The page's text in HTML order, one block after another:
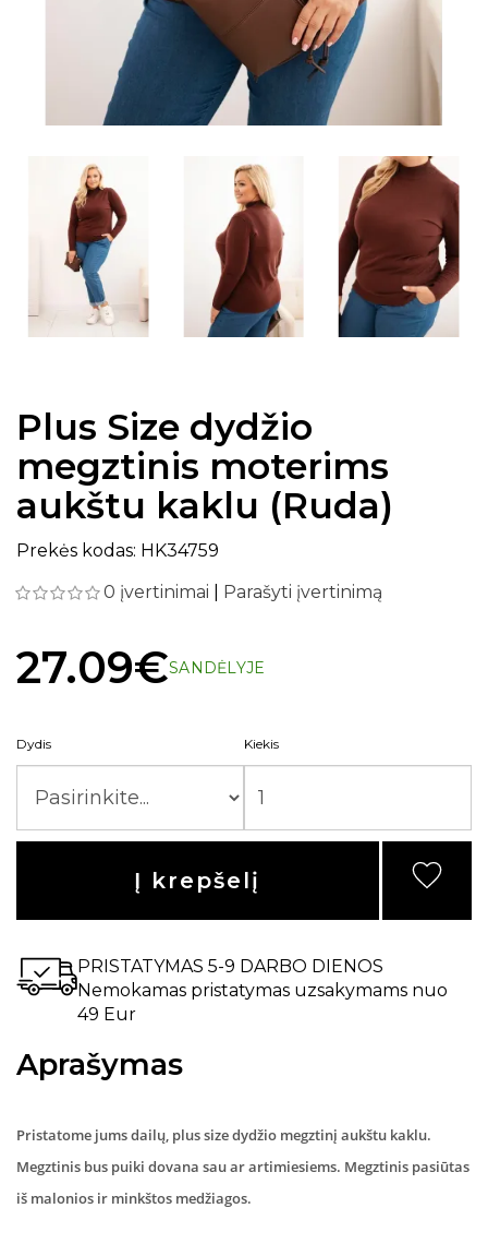
Plus Size dydžio
megztinis moterims
aukštu kaklu (Ruda)
Prekės kodas: HK34759
0 įvertinimai
Parašyti įvertinimą
27.09€SANDĖLYJE
Dydis Kiekis
Į krepšelį
PRISTATYMAS 5-9 DARBO DIENOS
Nemokamas pristatymas uzsakymams nuo
49 Eur
Aprašymas
Pristatome jums dailų, plus size dydžio megztinį aukštu kaklu.
Megztinis bus puiki dovana sau ar artimiesiems. Megztinis pasiūtas
iš malonios ir minkštos medžiagos.